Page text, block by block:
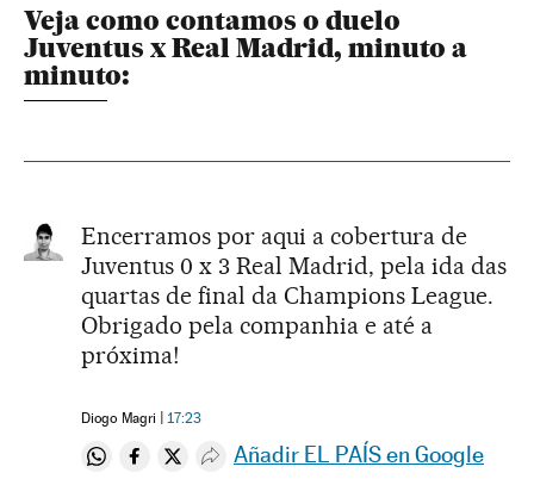
Veja como contamos o duelo
Juventus x Real Madrid, minuto a
minuto:
Encerramos por aqui a cobertura de
Juventus 0 x 3 Real Madrid, pela ida das
quartas de final da Champions League.
Obrigado pela companhia e até a
próxima!
Diogo Magri 17:23
Compartir en Whatsapp
Compartir en Facebook
Compartir en Twitter
Desplegar Redes Sociales
Añadir EL PAÍS en Google